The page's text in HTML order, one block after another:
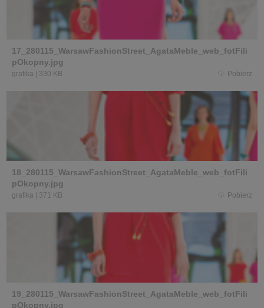
17_280115_WarsawFashionStreet_AgataMeble_web_fotFili
pOkopny.jpg
grafika 330 KB Pobierz
18_280115_WarsawFashionStreet_AgataMeble_web_fotFili
pOkopny.jpg
grafika 371 KB Pobierz
19_280115_WarsawFashionStreet_AgataMeble_web_fotFili
pOkopny.jpg